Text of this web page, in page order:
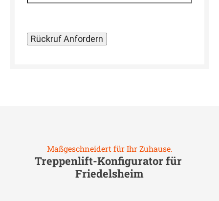
Maßgeschneidert für Ihr Zuhause.
Treppenlift-Konfigurator für
Friedelsheim